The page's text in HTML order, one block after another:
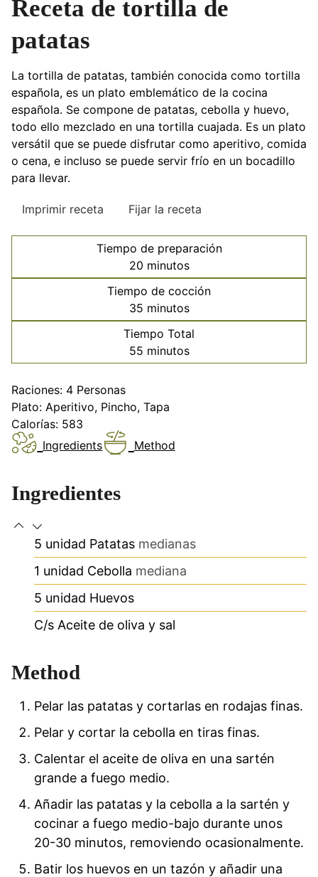
Receta de tortilla de
patatas
La tortilla de patatas, también conocida como tortilla
española, es un plato emblemático de la cocina
española. Se compone de patatas, cebolla y huevo,
todo ello mezclado en una tortilla cuajada. Es un plato
versátil que se puede disfrutar como aperitivo, comida
o cena, e incluso se puede servir frío en un bocadillo
para llevar.
Imprimir receta Fijar la receta
Tiempo de preparación
20minutos
minutos
Tiempo de cocción
35minutos
minutos
Tiempo Total
55minutos
minutos
Raciones: 4 Personas
Plato: Aperitivo, Pincho, Tapa
Calorías: 583
Ingredients
Method
Ingredientes
5 unidad Patatas medianas
1 unidad Cebolla mediana
5 unidad Huevos
C/s Aceite de oliva y sal
Method
Pelar las patatas y cortarlas en rodajas finas.
Pelar y cortar la cebolla en tiras finas.
Calentar el aceite de oliva en una sartén
grande a fuego medio.
Añadir las patatas y la cebolla a la sartén y
cocinar a fuego medio-bajo durante unos
20-30 minutos, removiendo ocasionalmente.
Batir los huevos en un tazón y añadir una